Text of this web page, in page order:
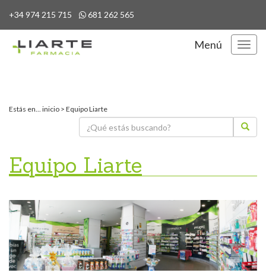
+34 974 215 715 681 262 565
Menú
Menú
Estás en... inicio > Equipo Liarte
Equipo Liarte